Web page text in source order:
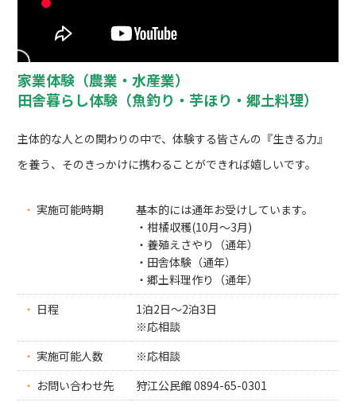
家業体験（農業・水産業）
田舎暮らし体験（魚釣り・芋ほり・郷土料理）
主体的な人との関わりの中で、体験する皆さんの『生きる力』
を養う、そのきっかけに携わることができれば嬉しいです。
・ 実施可能時期
基本的には通年お受けしています。
・柑橘収穫(10月～3月)
・養殖えさやり（通年）
・田舎体験（通年）
・郷土料理作り（通年）
・ 日程
1泊2日～2泊3日
※応相談
・ 実施可能人数
※応相談
・ お問い合わせ先
狩江公民館 0894-65-0301